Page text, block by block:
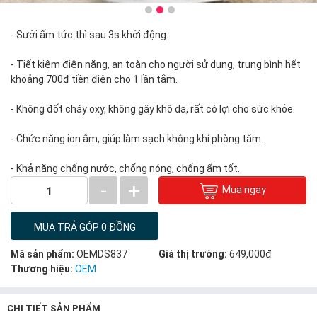
- Sưởi ấm tức thì sau 3s khởi động.
- Tiết kiệm điện năng, an toàn cho người sử dụng, trung bình hết
khoảng 700đ tiền điện cho 1 lần tắm.
- Không đốt cháy oxy, không gây khô da, rất có lợi cho sức khỏe.
- Chức năng ion âm, giúp làm sạch không khí phòng tắm.
- Khả năng chống nước, chống nóng, chống ẩm tốt.
1 - + Mua ngay
MUA TRẢ GÓP 0 ĐỒNG
Mã sản phẩm: OEMDS837 Giá thị trường: 649,000đ
Thương hiệu: OEM
CHI TIẾT SẢN PHẨM